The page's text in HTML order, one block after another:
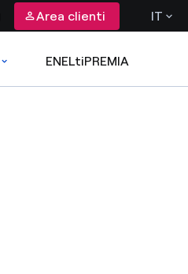
Area clienti IT
ENELtiPREMIA